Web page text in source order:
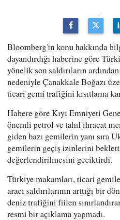
Bloomberg'in konu hakkında
dayandırdığı haberine göre
yönelik son saldırıların
nedeniyle Çanakkale Boğazı
ticari gemi trafiğini kısıtlama
Habere göre Kıyı Emniyeti
önemli petrol ve tahıl ihracat
giden bazı gemilerin yanı sıra
gemilerin geçiş izinlerini
değerlendirilmesini geciktirdi.
Türkiye makamları, ticari
aracı saldırılarının arttığı bir
deniz trafiğini fiilen
resmi bir açıklama yapmadı.